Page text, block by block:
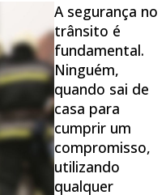
A segurança no
trânsito é
fundamental.
Ninguém,
quando sai de
casa para
cumprir um
compromisso,
utilizando
qualquer